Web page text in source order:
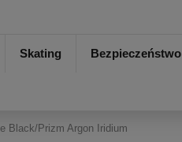
Skating Bezpieczeństwo
Black/Prizm Argon Iridium